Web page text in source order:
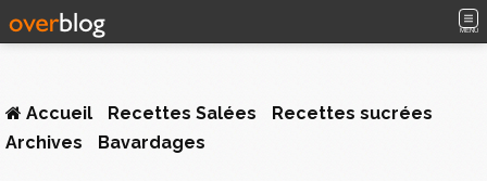
MENU
Accueil Recettes Salées
Recettes sucrées
Archives
Bavardages